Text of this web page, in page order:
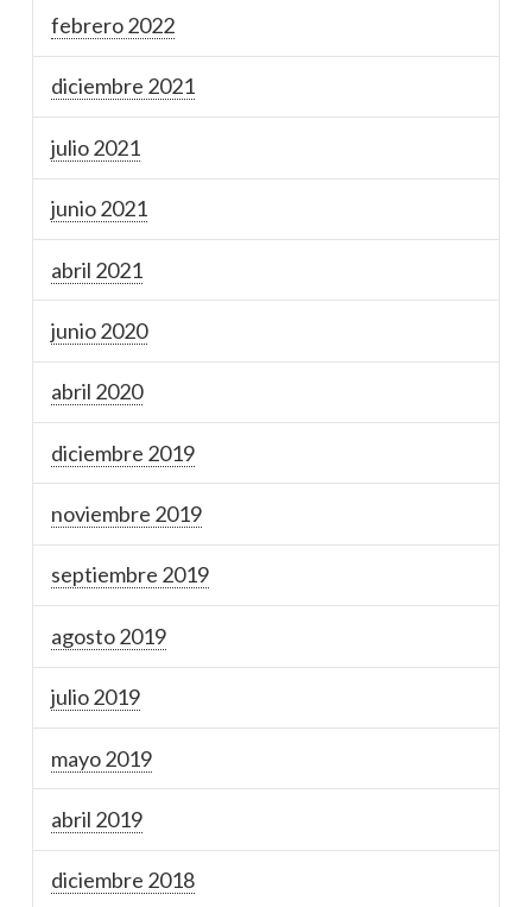
febrero 2022
diciembre 2021
julio 2021
junio 2021
abril 2021
junio 2020
abril 2020
diciembre 2019
noviembre 2019
septiembre 2019
agosto 2019
julio 2019
mayo 2019
abril 2019
diciembre 2018